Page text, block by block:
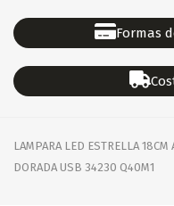
Formas
LAMPARA LED ESTRELLA
DORADA USB 34230 Q40M1